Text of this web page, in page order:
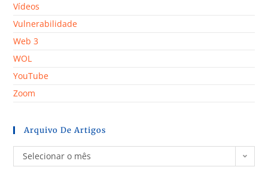
Vídeos
Vulnerabilidade
Web 3
WOL
YouTube
Zoom
Arquivo De Artigos
Selecionar o mês